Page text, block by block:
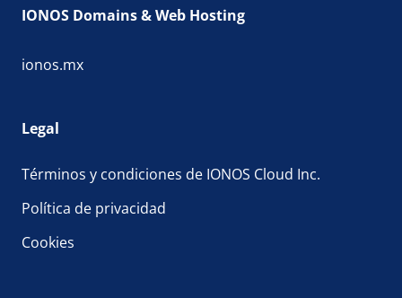
IONOS Domains & Web Hosting
ionos.mx
Legal
Términos y condiciones de IONOS Cloud Inc.
Política de privacidad
Cookies